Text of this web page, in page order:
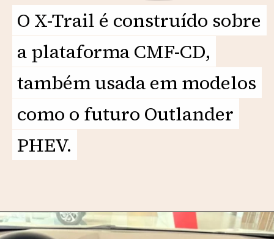
O X-Trail é construído sobre
a plataforma CMF-CD,
também usada em modelos
como o futuro Outlander
PHEV.
O X-Trail é construído sobre
a plataforma CMF-CD,
também usada em modelos
como o futuro Outlander
PHEV.
Opening https://motorprime.com.br/chega-em-2025-novo-nissan-x-trail-tira-o-sono-do-jeep-compass/